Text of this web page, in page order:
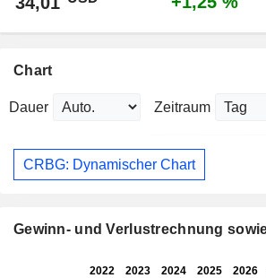
Chart
Dauer Zeitraum
CRBG: Dynamischer Chart
Gewinn- und Verlustrechnung